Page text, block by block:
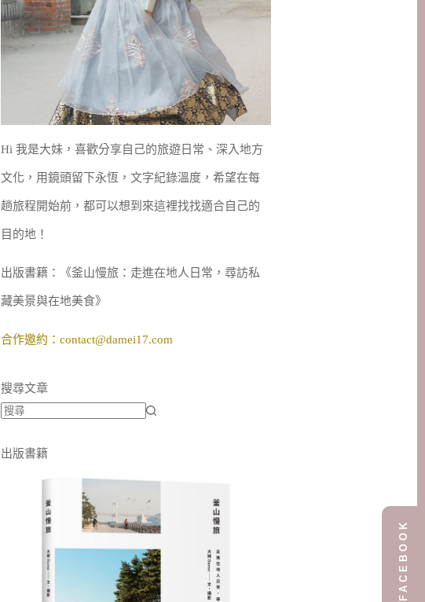
Hi 我是大妹，喜歡分享自己的旅遊日常、深入地方
文化，用鏡頭留下永恆，文字紀錄溫度，希望在每
趟旅程開始前，都可以想到來這裡找找適合自己的
目的地！
出版書籍：《釜山慢旅：走進在地人日常，尋訪私
藏美景與在地美食》
合作邀約： contact@damei17.com
搜尋文章
出版書籍
FACEBOOK